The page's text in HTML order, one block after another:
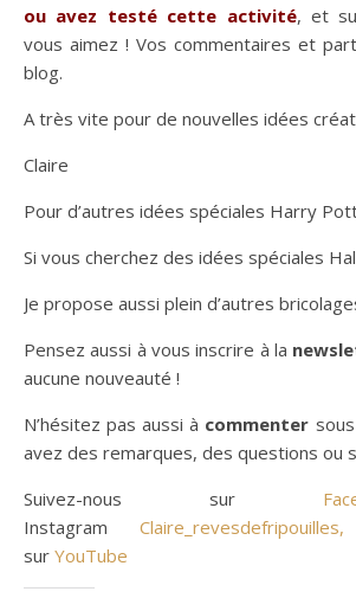
ou avez testé cette activité, et
vous aimez ! Vos commentaires et
blog.
A très vite pour de nouvelles idées
Claire
Pour d’autres idées spéciales Harry
Si vous cherchez des idées spéciales
Je propose aussi plein d’autres
Pensez aussi à vous inscrire à la
aucune nouveauté !
N’hésitez pas aussi à commenter
avez des remarques, des questions ou
Suivez-nous sur
Instagram Claire_revesdefripouilles,
sur YouTube